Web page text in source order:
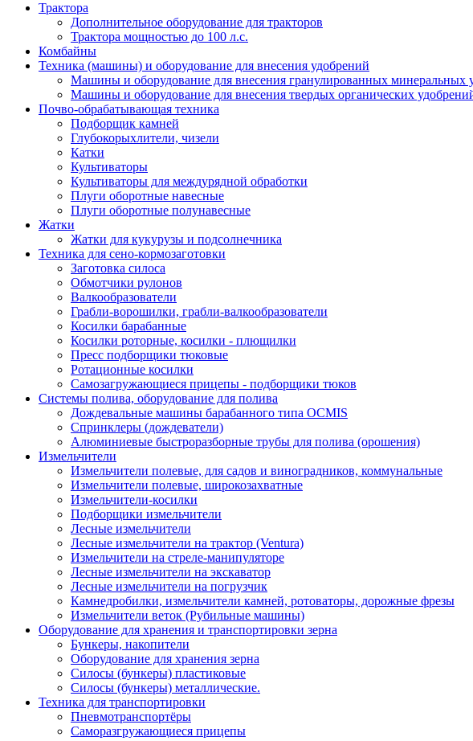
Трактора
Дополнительное оборудование для тракторов
Трактора мощностью до 100 л.с.
Комбайны
Техника (машины) и оборудование для внесения удобрений
Машины и оборудование для внесения гранулированных минеральных
Машины и оборудование для внесения твердых органических
Почво-обрабатывающая техника
Подборщик камней
Глубокорыхлители, чизели
Катки
Культиваторы
Культиваторы для междурядной обработки
Плуги оборотные навесные
Плуги оборотные полунавесные
Жатки
Жатки для кукурузы и подсолнечника
Техника для сено-кормозаготовки
Заготовка силоса
Обмотчики рулонов
Валкообразователи
Грабли-ворошилки, грабли-валкообразователи
Косилки барабанные
Косилки роторные, косилки - плющилки
Пресс подборщики тюковые
Ротационные косилки
Самозагружающиеся прицепы - подборщики тюков
Системы полива, оборудование для полива
Дождевальные машины барабанного типа OCMIS
Спринклеры (дождеватели)
Алюминиевые быстроразборные трубы для полива (орошения)
Измельчители
Измельчители полевые, для садов и виноградников, коммунальные
Измельчители полевые, широкозахватные
Измельчители-косилки
Подборщики измельчители
Лесные измельчители
Лесные измельчители на трактор (Ventura)
Измельчители на стреле-манипуляторе
Лесные измельчители на экскаватор
Лесные измельчители на погрузчик
Камнедробилки, измельчители камней, ротоваторы, дорожные фрезы
Измельчители веток (Рубильные машины)
Оборудование для хранения и транспортировки зерна
Бункеры, накопители
Оборудование для хранения зерна
Силосы (бункеры) пластиковые
Силосы (бункеры) металлические.
Техника для транспортировки
Пневмотранспортёры
Саморазгружающиеся прицепы